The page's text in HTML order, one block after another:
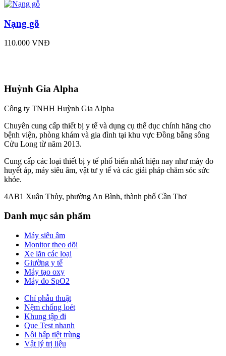
Nạng gỗ
110.000 VNĐ
Huỳnh Gia Alpha
Công ty TNHH Huỳnh Gia Alpha
Chuyên cung cấp thiết bị y tế và dụng cụ thể dục chính hãng cho
bệnh viện, phòng khám và gia đình tại khu vực Đồng bằng sông
Cửu Long từ năm 2013.
Cung cấp các loại thiết bị y tế phổ biến nhất hiện nay như máy đo
huyết áp, máy siêu âm, vật tư y tế và các giải pháp chăm sóc sức
khỏe.
4AB1 Xuân Thủy, phường An Bình, thành phố Cần Thơ
Danh mục sản phẩm
Máy siêu âm
Monitor theo dõi
Xe lăn các loại
Giường y tế
Máy tạo oxy
Máy đo SpO2
Chỉ phẫu thuật
Nệm chống loét
Khung tập đi
Que Test nhanh
Nồi hấp tiệt trùng
Vật lý trị liệu